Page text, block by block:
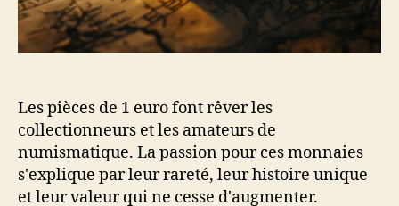
Les pièces de 1 euro font rêver les
collectionneurs et les amateurs de
numismatique. La passion pour ces monnaies
s'explique par leur rareté, leur histoire unique
et leur valeur qui ne cesse d'augmenter.